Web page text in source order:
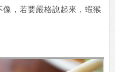
，若要嚴格說起來，蝦猴